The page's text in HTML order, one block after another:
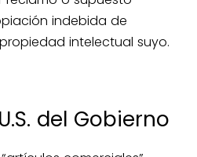
indebida de
intelectual suyo.
del Gobierno